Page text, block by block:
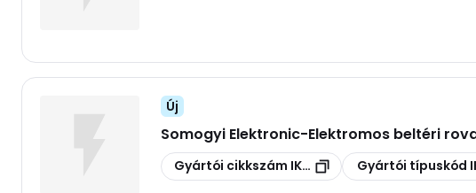
Új
Somogyi Elektronic-Elektromos beltéri
Másolás
Gyártói cikkszám IKM 50L Másolás
Gyártói típuskód